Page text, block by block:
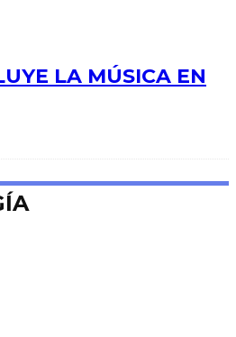
LA MÚSICA EN